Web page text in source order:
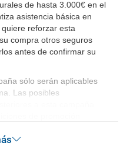
en el viaje que
reserva?
¿dónde debo
mi reserva?
de hasta 3.000€ en el
asistencia básica en
reforzar esta
compra otros seguros
antes de confirmar su
sólo serán aplicables
Las posibles